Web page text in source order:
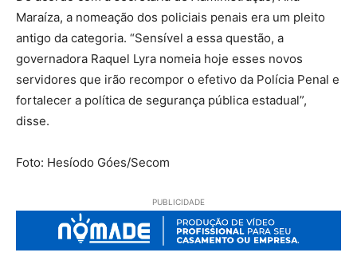
Maraíza, a nomeação dos policiais penais era um pleito
antigo da categoria. “Sensível a essa questão, a
governadora Raquel Lyra nomeia hoje esses novos
servidores que irão recompor o efetivo da Polícia Penal e
fortalecer a política de segurança pública estadual”,
disse.
Foto: Hesíodo Góes/Secom
PUBLICIDADE